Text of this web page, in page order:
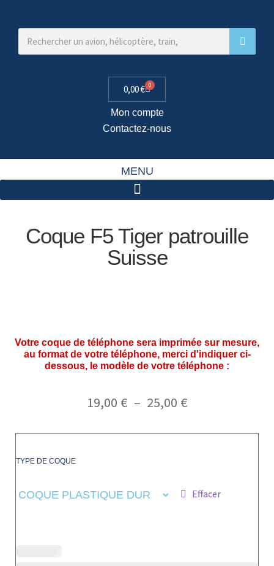
0,00€ 0
Mon compte
Contactez-nous
MENU
Coque F5 Tiger patrouille
Suisse
Votre coque de téléphone sera imprimée sur mesure,
au format de votre téléphone, merci d'indiquer ci-
dessous, le modèle de votre téléphone :
19,00 € – 25,00 €
TYPE DE COQUE
Effacer